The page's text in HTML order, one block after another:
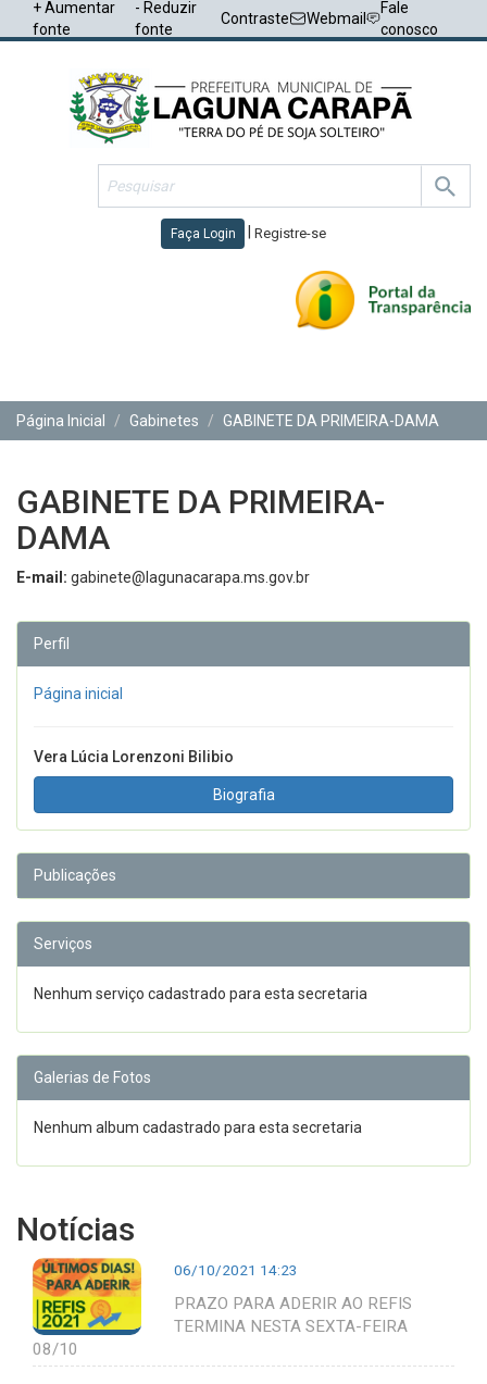
+ Aumentar
fonte
- Reduzir
fonte
Contraste Webmail
Fale
conosco
Faça Login Registre-se
Página Inicial
Gabinetes GABINETE DA PRIMEIRA-DAMA
GABINETE DA PRIMEIRA-
DAMA
E-mail: gabinete@lagunacarapa.ms.gov.br
Perfil
Página inicial
Vera Lúcia Lorenzoni Bilibio
Biografia
Publicações
Serviços
Nenhum serviço cadastrado para esta secretaria
Galerias de Fotos
Nenhum album cadastrado para esta secretaria
Notícias
06/10/2021 14:23
PRAZO PARA ADERIR AO REFIS
TERMINA NESTA SEXTA-FEIRA
08/10